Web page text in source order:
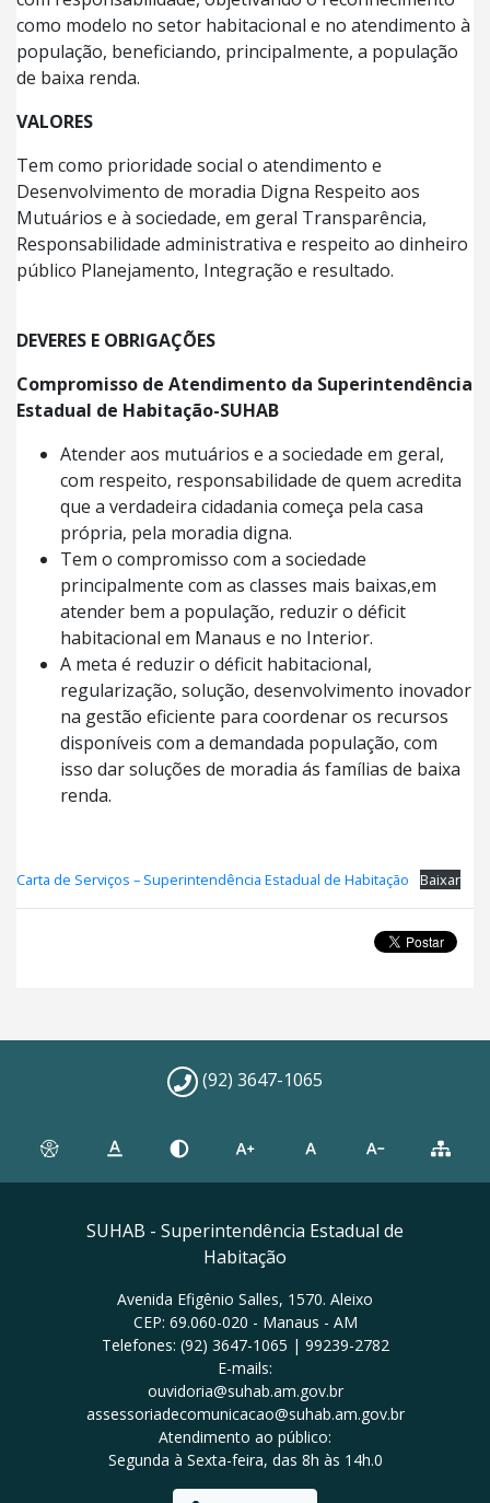
como modelo no setor habitacional e no atendimento à
população, beneficiando, principalmente, a população
de baixa renda.
VALORES
Tem como prioridade social o atendimento e
Desenvolvimento de moradia Digna Respeito aos
Mutuários e à sociedade, em geral Transparência,
Responsabilidade administrativa e respeito ao dinheiro
público Planejamento, Integração e resultado.
DEVERES E OBRIGAÇÕES
Compromisso de Atendimento da Superintendência
Estadual de Habitação-SUHAB
Atender aos mutuários e a sociedade em geral,
com respeito, responsabilidade de quem acredita
que a verdadeira cidadania começa pela casa
própria, pela moradia digna.
Tem o compromisso com a sociedade
principalmente com as classes mais baixas,em
atender bem a população, reduzir o déficit
habitacional em Manaus e no Interior.
A meta é reduzir o déficit habitacional,
regularização, solução, desenvolvimento inovador
na gestão eficiente para coordenar os recursos
disponíveis com a demandada população, com
isso dar soluções de moradia ás famílias de baixa
renda.
Carta de Serviços – Superintendência Estadual de Habitação Baixar
(92) 3647-1065
SUHAB - Superintendência Estadual de
Habitação
Avenida Efigênio Salles, 1570. Aleixo
CEP: 69.060-020 - Manaus - AM
Telefones: (92) 3647-1065 | 99239-2782
E-mails:
ouvidoria@suhab.am.gov.br
assessoriadecomunicacao@suhab.am.gov.br
Atendimento ao público:
Segunda à Sexta-feira, das 8h às 14h.0